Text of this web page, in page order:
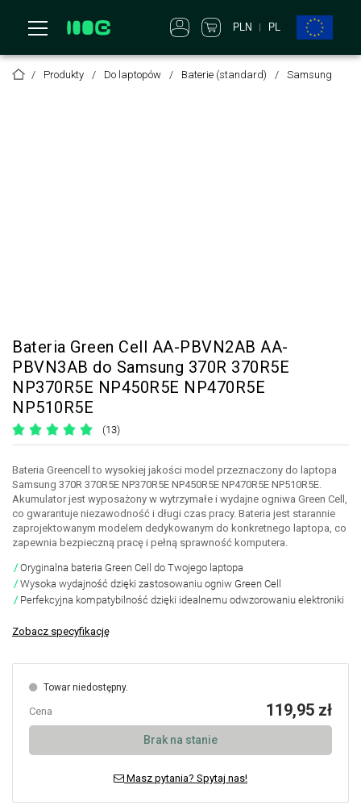
PLN PL
Produkty Do laptopów Baterie (standard) Samsung
Bateria Green Cell AA-PBVN2AB AA-
PBVN3AB do Samsung 370R 370R5E
NP370R5E NP450R5E NP470R5E
NP510R5E
(13)
Bateria Greencell to wysokiej jakości model przeznaczony do laptopa
Samsung 370R 370R5E NP370R5E NP450R5E NP470R5E NP510R5E.
Akumulator jest wyposażony w wytrzymałe i wydajne ogniwa Green Cell,
co gwarantuje niezawodność i długi czas pracy. Bateria jest starannie
zaprojektowanym modelem dedykowanym do konkretnego laptopa, co
zapewnia bezpieczną pracę i pełną sprawność komputera.
Oryginalna bateria Green Cell do Twojego laptopa
Wysoka wydajność dzięki zastosowaniu ogniw Green Cell
Perfekcyjna kompatybilność dzięki idealnemu odwzorowaniu elektroniki
Zobacz specyfikację
Towar niedostępny.
Cena 119,95 zł
Brak na stanie
Masz pytania? Spytaj nas!